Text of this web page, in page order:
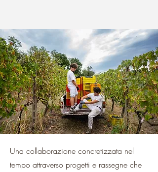
Una collaborazione concretizzata nel
tempo attraverso progetti e rassegne che